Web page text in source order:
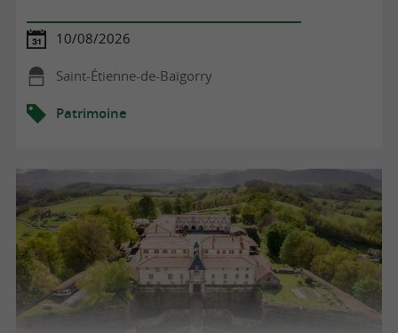
10/08/2026
Saint-Étienne-de-Baïgorry
Patrimoine